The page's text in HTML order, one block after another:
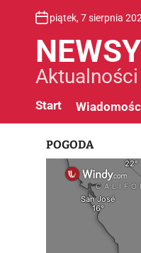
piątek, 7 sierpnia
Start
POGODA